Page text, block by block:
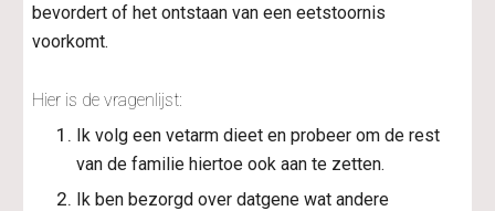
bevordert of het ontstaan van een eetstoornis
voorkomt.
Hier is de vragenlijst:
Ik volg een vetarm dieet en probeer om de rest
van de familie hiertoe ook aan te zetten.
Ik ben bezorgd over datgene wat andere